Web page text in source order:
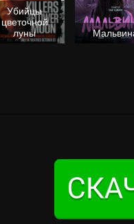
Убийцы
цветочной
луны